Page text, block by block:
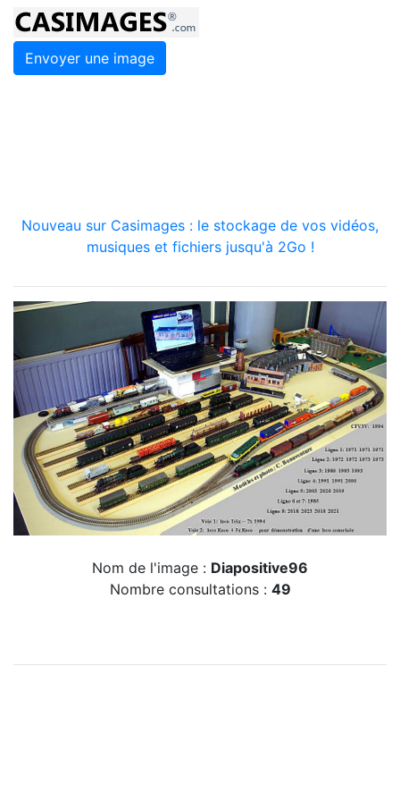
Envoyer une image
Nouveau sur Casimages : le stockage de vos vidéos,
musiques et fichiers jusqu'à 2Go !
Nom de l'image : Diapositive96
Nombre consultations : 49